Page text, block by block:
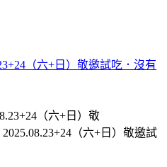
（六+日）敬邀試吃．沒有
（六+日）敬邀試